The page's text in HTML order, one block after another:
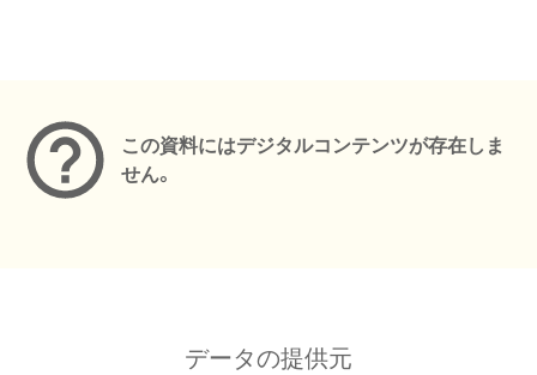
この資料にはデジタルコンテンツが存在しま
せん。
データの提供元